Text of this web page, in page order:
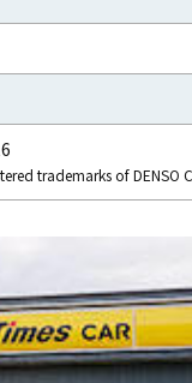
trademarks of DENSO